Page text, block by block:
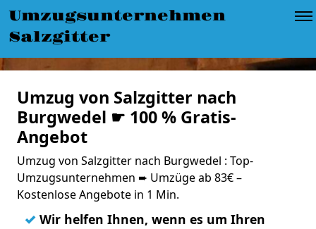
Umzugsunternehmen
Salzgitter
Umzug von Salzgitter nach
Burgwedel ☛ 100 % Gratis-
Angebot
Umzug von Salzgitter nach Burgwedel : Top-
Umzugsunternehmen ➨ Umzüge ab 83€ –
Kostenlose Angebote in 1 Min.
✓ Wir helfen Ihnen, wenn es um Ihren